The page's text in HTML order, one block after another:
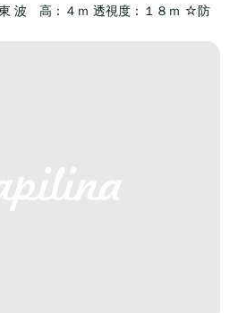
波 高：４ｍ 透視度：１８ｍ ☆防